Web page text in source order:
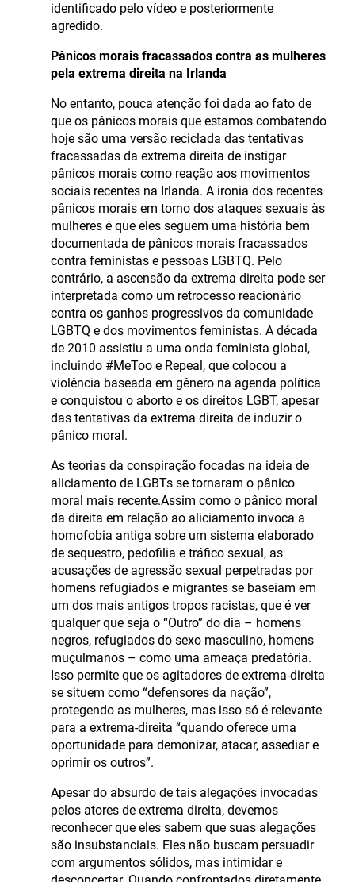
identificado pelo vídeo e posteriormente
agredido.
Pânicos morais fracassados contra as mulheres
pela extrema direita na Irlanda
No entanto, pouca atenção foi dada ao fato de
que os pânicos morais que estamos combatendo
hoje são uma versão reciclada das tentativas
fracassadas da extrema direita de instigar
pânicos morais como reação aos movimentos
sociais recentes na Irlanda. A ironia dos recentes
pânicos morais em torno dos ataques sexuais às
mulheres é que eles seguem uma história bem
documentada de pânicos morais fracassados
contra feministas e pessoas LGBTQ. Pelo
contrário, a ascensão da extrema direita pode ser
interpretada como um retrocesso reacionário
contra os ganhos progressivos da comunidade
LGBTQ e dos movimentos feministas. A década
de 2010 assistiu a uma onda feminista global,
incluindo #MeToo e Repeal, que colocou a
violência baseada em gênero na agenda política
e conquistou o aborto e os direitos LGBT, apesar
das tentativas da extrema direita de induzir o
pânico moral.
As teorias da conspiração focadas na ideia de
aliciamento de LGBTs se tornaram o pânico
moral mais recente.Assim como o pânico moral
da direita em relação ao aliciamento invoca a
homofobia antiga sobre um sistema elaborado
de sequestro, pedofilia e tráfico sexual, as
acusações de agressão sexual perpetradas por
homens refugiados e migrantes se baseiam em
um dos mais antigos tropos racistas, que é ver
qualquer que seja o “Outro” do dia – homens
negros, refugiados do sexo masculino, homens
muçulmanos – como uma ameaça predatória.
Isso permite que os agitadores de extrema-direita
se situem como “defensores da nação”,
protegendo as mulheres, mas isso só é relevante
para a extrema-direita “quando oferece uma
oportunidade para demonizar, atacar, assediar e
oprimir os outros”.
Apesar do absurdo de tais alegações invocadas
pelos atores de extrema direita, devemos
reconhecer que eles sabem que suas alegações
são insubstanciais. Eles não buscam persuadir
com argumentos sólidos, mas intimidar e